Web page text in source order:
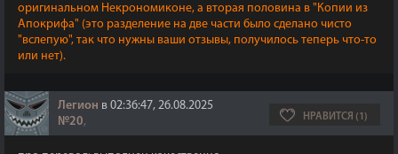
оригинальном Некрономиконе, а вторая половина в "Копии из
Апокрифа" (это разделение на две части было сделано чисто
"вслепую", так что нужны ваши отзывы, получилось теперь что-то
или нет).
Легион в 02:36:47, 26.08.2025
№20, НРАВИТСЯ (1)